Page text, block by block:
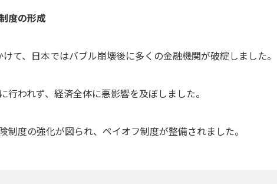
度の形成
て、日本ではバブル崩壊後に多くの金融機関が破綻しました。
行われず、経済全体に悪影響を及ぼしました。
制度の強化が図られ、ペイオフ制度が整備されました。